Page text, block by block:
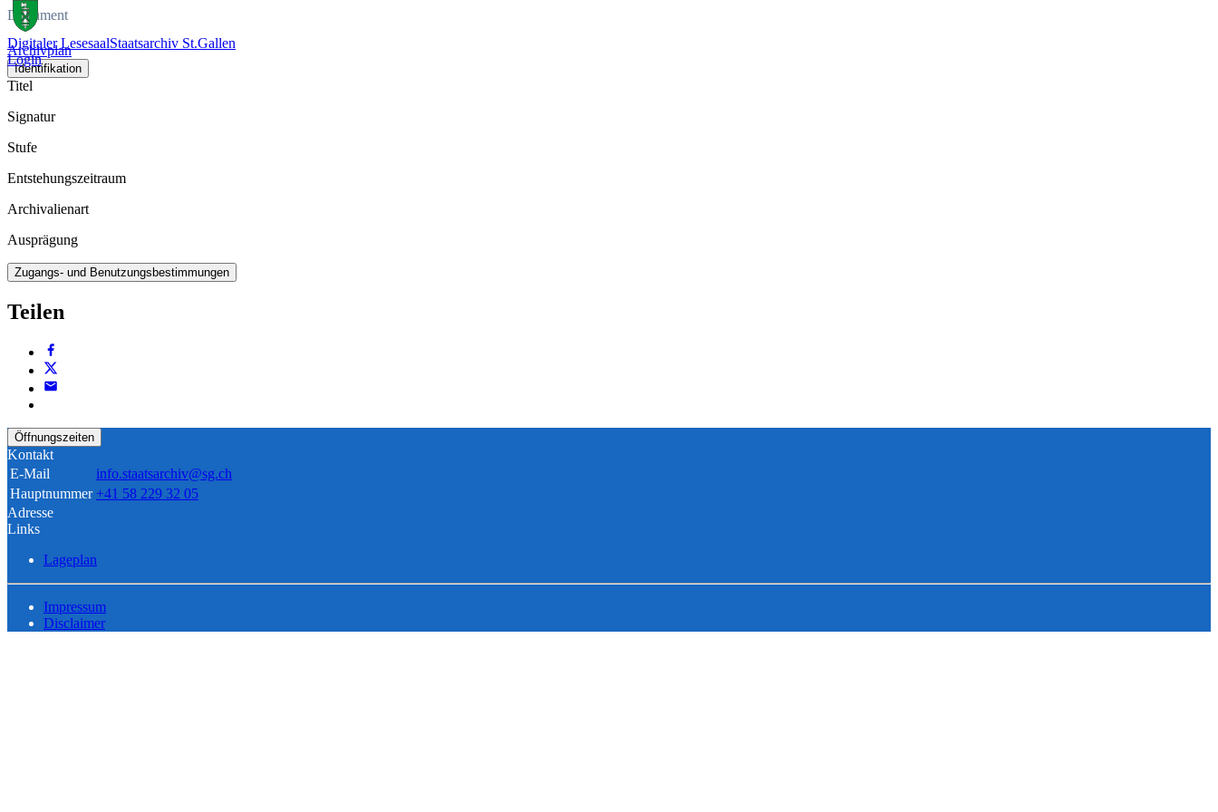
Digitaler LesesaalStaatsarchiv St.Gallen
Login
Dokument
Archivplan
Identifikation
Titel
Signatur
Stufe
Entstehungszeitraum
Archivalienart
Ausprägung
Zugangs- und Benutzungsbestimmungen
Teilen
Öffnungszeiten
Kontakt
E-Mail
info.staatsarchiv@sg.ch
Hauptnummer +41 58 229 32 05
Adresse
Links
Lageplan
Impressum
Disclaimer